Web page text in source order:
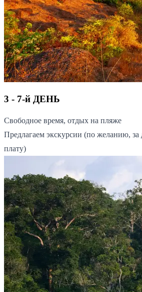
3 - 7-й ДЕНЬ
Свободное время, отдых на пляже
Предлагаем экскурсии (по желанию,
плату)